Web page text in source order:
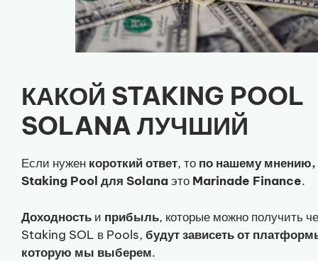
КАКОЙ STAKING POOL
SOLANA ЛУЧШИЙ
Если нужен короткийответ, то по нашему
Staking Pool для Solanaэто Marinade Finance.
Доходность и прибыль, которые можно получить
Staking SOL в Pools, будут зависеть от
которую мы выберем.